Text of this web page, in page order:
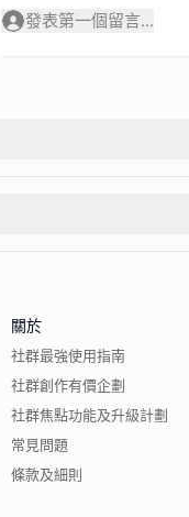
發表第一個留言...
關於
社群最強使用指南
社群創作有價企劃
社群焦點功能及升級計劃
常見問題
條款及細則